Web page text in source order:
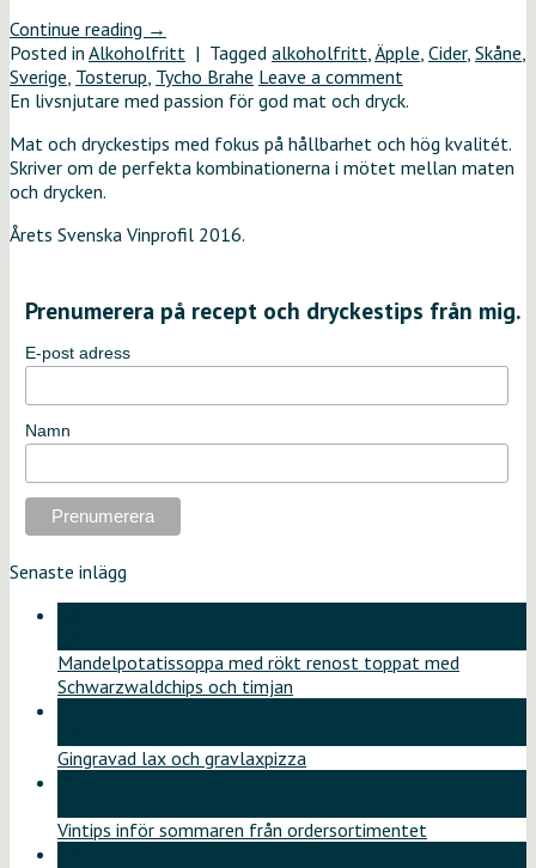
Continue reading →
Posted in Alkoholfritt | Tagged alkoholfritt,Äpple, Cider, Skåne,
Sverige, Tosterup, Tycho Brahe Leave a comment
En livsnjutare med passion för god mat och dryck.
Mat och dryckestips med fokus på hållbarhet och hög kvalitét.
Skriver om de perfekta kombinationerna i mötet mellan maten
och drycken.
Årets Svenska Vinprofil 2016.
Prenumerera på recept och dryckestips från mig.
E-post adress
Namn
Senaste inlägg
Mandelpotatissoppa med rökt renost toppat med
Schwarzwaldchips och timjan
Gingravad lax och gravlaxpizza
Vintips inför sommaren från ordersortimentet